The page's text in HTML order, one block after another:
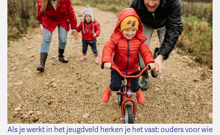
Als je werkt in het jeugdveld herken je het vast: ouders voor wie